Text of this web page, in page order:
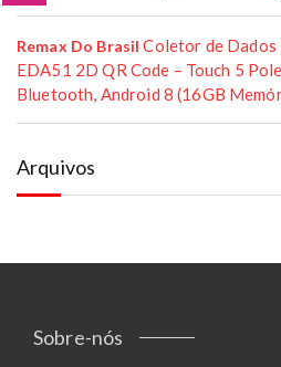
Remax Do Brasil Coletor de Dados
EDA51 2D QR Code – Touch 5
Bluetooth, Android 8 (16GB
Arquivos
Sobre-nós